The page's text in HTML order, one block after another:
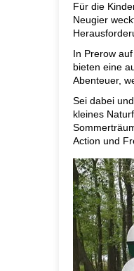
Für die
Neugier
In Prerow
bieten eine
Abenteuer,
Sei dabei
kleines
Action und